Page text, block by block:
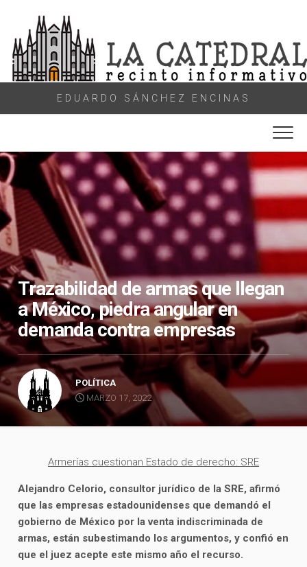
content
EDUARDO SÁNCHEZ ENCINAS
Trazabilidad de armas que llegan
a México, piedra angular en
demanda contra empresas
POLÍTICA
MARZO 17, 2022
Armerías cuestionan Estado de derecho: SRE
Alejandro Celorio, consultor jurídico de la SRE, afirmó
que las empresas estadounidenses que demandó el
gobierno de México por la venta indiscriminada de
armas, están subestimando los argumentos, y confió en
que el juez acepte este mismo año el recurso.